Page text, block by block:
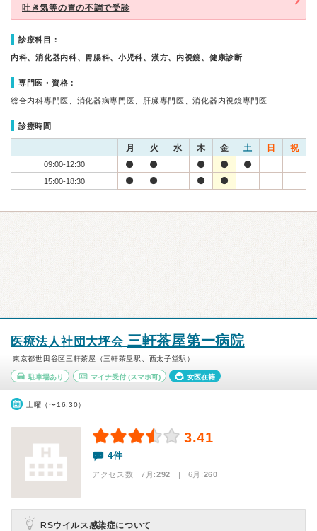
吐き気等の胃の不調で受診
診療科目：
内科、消化器内科、胃腸科、小児科、漢方、内視鏡、健康診断
専門医・資格：
総合内科専門医、消化器病専門医、肝臓専門医、消化器内視鏡専門医
診療時間
月 火 水 木 金 土 日 祝
09:00-12:30
15:00-18:30
医療法人社団大坪会 三軒茶屋第一病院
東京都世田谷区三軒茶屋（三軒茶屋駅、西太子堂駅）
駐車場あり マイナ受付(スマホ可) 女医在籍
土曜（〜16:30）
3.41
4件
アクセス数 7月:292 | 6月:260
RSウイルス感染症について